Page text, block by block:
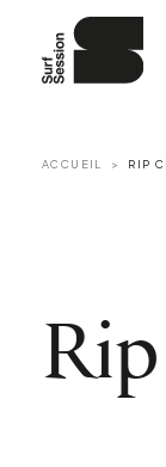
ACCUEIL RIP